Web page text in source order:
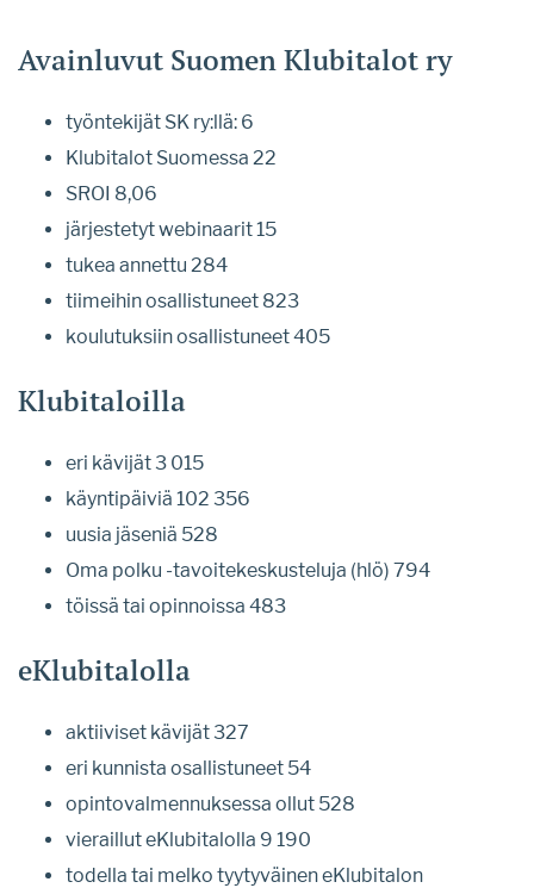
Avainluvut Suomen Klubitalot ry
työntekijät SK ry:llä: 6
Klubitalot Suomessa 22
SROI 8,06
järjestetyt webinaarit 15
tukea annettu 284
tiimeihin osallistuneet 823
koulutuksiin osallistuneet 405
Klubitaloilla
eri kävijät 3 015
käyntipäiviä 102 356
uusia jäseniä 528
Oma polku -tavoitekeskusteluja (hlö) 794
töissä tai opinnoissa 483
eKlubitalolla
aktiiviset kävijät 327
eri kunnista osallistuneet 54
opintovalmennuksessa ollut 528
vieraillut eKlubitalolla 9 190
todella tai melko tyytyväinen eKlubitalon